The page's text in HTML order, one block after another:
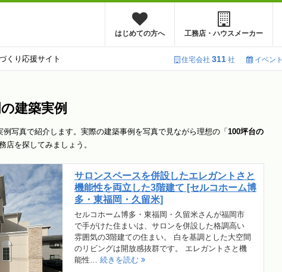
はじめての方へ 工務店・ハウスメーカー
くり応援サイト 住宅会社 311 社 イベント
建築実例
例写真で紹介します。実際の建築事例を写真で見ながら理想の「 100坪台の
店を探してみましょう。
サロンスペースを併設したエレガントさと
機能性を両立した3階建て [セルコホーム博
多・東福岡・久留米]
セルコホーム博多・東福岡・久留米さんが福岡市
で手がけた住まいは、サロンを併設した格調高い
雰囲気の3階建ての住まい。 白を基調とした大空間
のリビングは開放感抜群です。 エレガントさと機
能性… 続きを読む